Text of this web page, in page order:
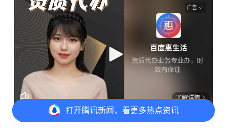
打开腾讯新闻，看更多热点资讯
广告
了解详情
资质代办业务专业办，时效有保证